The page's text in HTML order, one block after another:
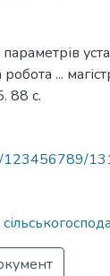
...
88 с.
123456789/